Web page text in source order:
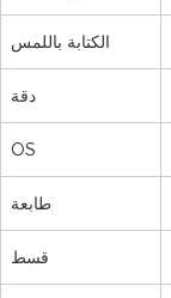
الكتابة باللمس
دقة
OS
طابعة
قسط